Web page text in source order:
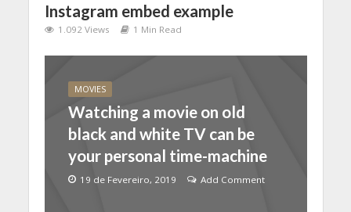
Instagram embed example
1.092 Views 1 Min Read
MOVIES
Watching a movie on old
black and white TV can be
your personal time-machine
19 de Fevereiro, 2019 Add Comment